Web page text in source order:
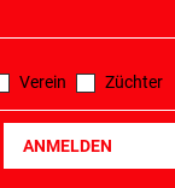
Verein Züchter
ANMELDEN